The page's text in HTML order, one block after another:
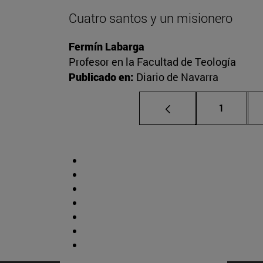
Cuatro santos y un misionero
Fermín Labarga
Profesor en la Facultad de Teología
Publicado en: Diario de Navarra
Página
1